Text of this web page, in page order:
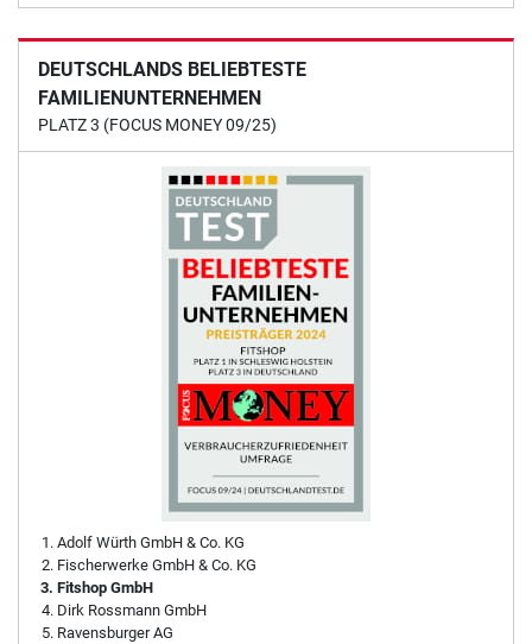
DEUTSCHLANDS BELIEBTESTE
FAMILIENUNTERNEHMEN
PLATZ 3 (FOCUS MONEY 09/25)
Adolf Würth GmbH & Co. KG
Fischerwerke GmbH & Co. KG
Fitshop GmbH
Dirk Rossmann GmbH
Ravensburger AG